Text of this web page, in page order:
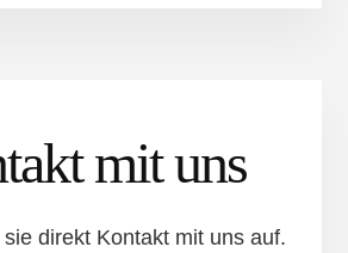
mit uns
direkt Kontakt mit uns auf.